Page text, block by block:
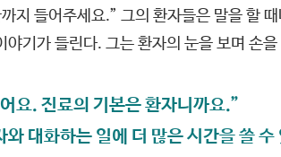
지 들어주세요.” 그의 환자들은 말을 할
기가 들린다. 그는 환자의 눈을 보며 손을
요. 진료의 기본은 환자니까요.”
대화하는 일에 더 많은 시간을 쓸